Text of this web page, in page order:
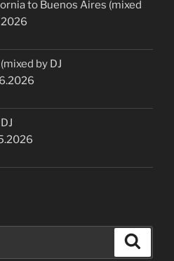
to Buenos Aires (mixed
by DJ